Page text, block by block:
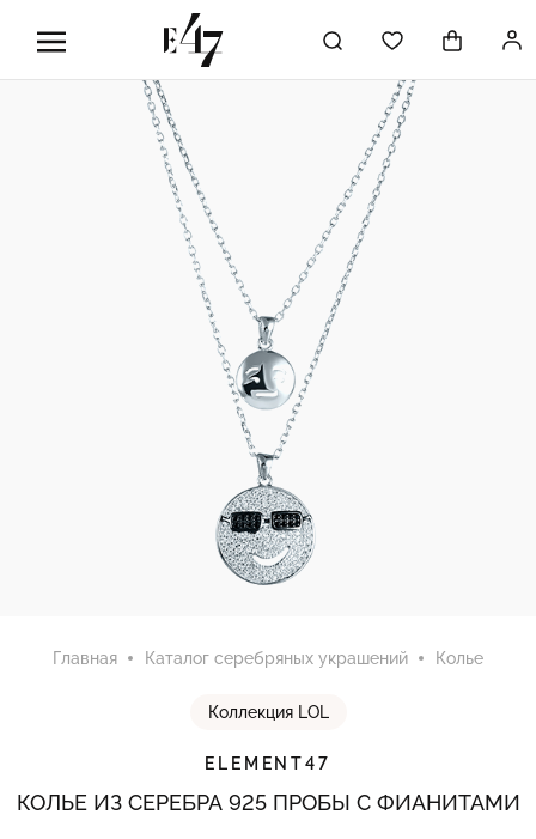
Главная Каталог серебряных украшений Колье
Коллекция LOL
ELEMENT47
КОЛЬЕ ИЗ СЕРЕБРА 925 ПРОБЫ С ФИАНИТАМИ